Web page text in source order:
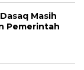
Masih
Pemerintah